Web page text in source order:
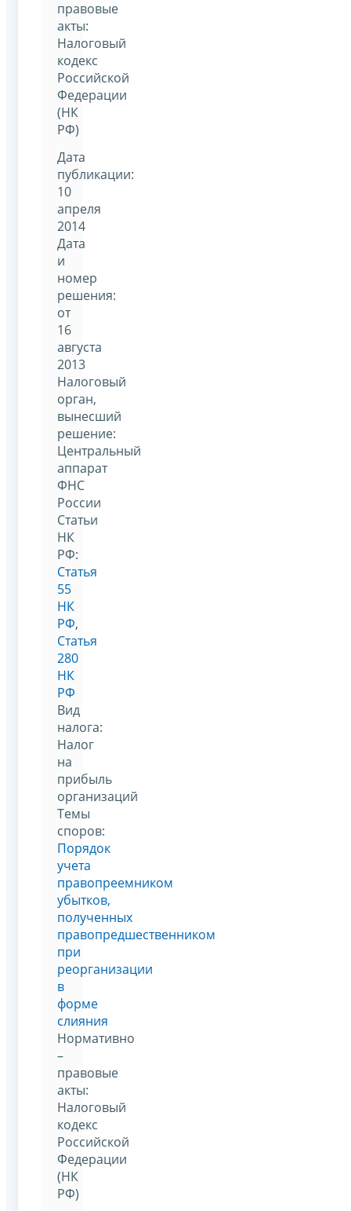
правовые
акты:
Налоговый
кодекс
Российской
Федерации
(НК
РФ)
Дата
публикации:
10
апреля
2014
Дата
и
номер
решения:
от
16
августа
2013
Налоговый
орган,
вынесший
решение:
Центральный
аппарат
ФНС
России
Статьи
НК
РФ:
Статья
55
НК
РФ,
Статья
280
НК
РФ
Вид
налога:
Налог
на
прибыль
организаций
Темы
споров:
Порядок
учета
правопреемником
убытков,
полученных
правопредшественником
при
реорганизации
в
форме
слияния
Нормативно
–
правовые
акты:
Налоговый
кодекс
Российской
Федерации
(НК
РФ)